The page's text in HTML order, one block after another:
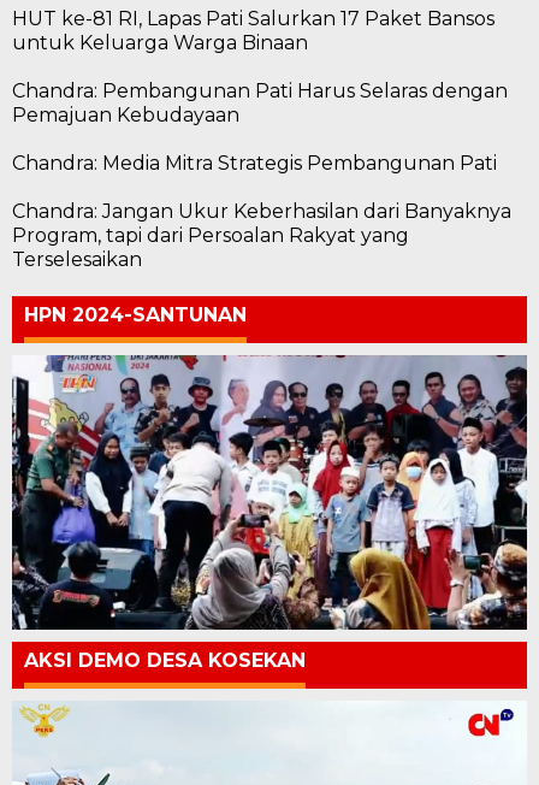
HUT ke-81 RI, Lapas Pati Salurkan 17 Paket Bansos
untuk Keluarga Warga Binaan
Chandra: Pembangunan Pati Harus Selaras dengan
Pemajuan Kebudayaan
Chandra: Media Mitra Strategis Pembangunan Pati
Chandra: Jangan Ukur Keberhasilan dari Banyaknya
Program, tapi dari Persoalan Rakyat yang
Terselesaikan
HPN 2024-SANTUNAN
AKSI DEMO DESA KOSEKAN